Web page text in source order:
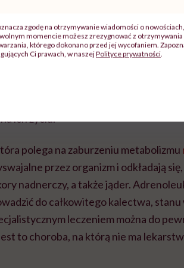
ich życiu.
polega na zaburzeniu metabolizmu
przez organizm i odkładają
nadnerczy, a także jąder.
do całkowitego kalectwa,
leczeniem można do
to choroba, na którą nie ma
zgodę na otrzymywanie wiadomości o
momencie możesz zrezygnować z
którego dokonano przed jej wycofaniem.
Ci prawach, w naszejPolityce prywatności.